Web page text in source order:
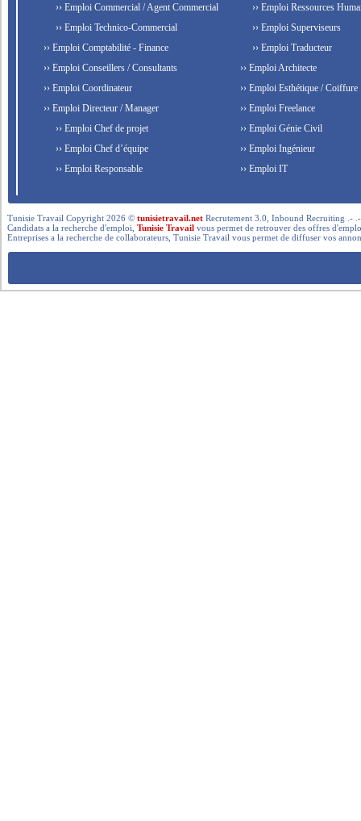
›› Emploi Commercial / Agent Commercial
›› Emploi Technico-Commercial
›› Emploi Comptabilité - Finance
›› Emploi Conseillers / Consultants
›› Emploi Coordinateur
›› Emploi Directeur / Manager
›› Emploi Chef de projet
›› Emploi Chef d’équipe
›› Emploi Responsable
›› Emploi Ressources
›› Emploi Superviseurs
›› Emploi Traducteur
›› Emploi Architecte
›› Emploi Esthétique / Coiffure
›› Emploi Freelance
›› Emploi Génie Civil
›› Emploi Ingénieur
›› Emploi IT
Tunisie Travail Copyright 2026 ©tunisietravail.net Recrutement 3.0, Inbound Recruiting .-
Candidats a la recherche d'emploi,Tunisie Travail vous permet de retrouver des offres
Entreprises a la recherche de collaborateurs, Tunisie Travail vous permet de diffuser vos